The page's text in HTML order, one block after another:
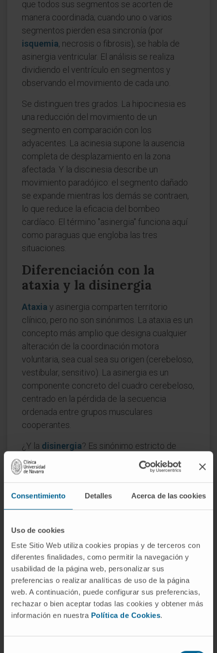
Consentimiento Detalles Acerca de las cookies
Uso de cookies
Este Sitio Web utiliza cookies propias y de terceros con
diferentes finalidades, como permitir la navegación y
usabilidad de la página web, personalizar sus
preferencias o realizar analíticas de uso de la página
web. A continuación, puede configurar sus preferencias,
rechazar o bien aceptar todas las cookies y obtener más
información en nuestra Política de Cookies.
que todos sus segmentos se acorten de
manera coordinada; cuando uno o varios
segmentos pierden esa sincronía (por
isquemia, necrosis o fibrosis), se habla de
asinergia ventricular. El análisis se realiza
dividiendo el ventrículo en segmentos y
observando el movimiento de cada uno.
Se distinguen tres grados. La hipocinesia es
una reducción del movimiento de un
segmento en comparación con los
adyacentes. La acinesia supone la ausencia
completa de desplazamiento en la zona
afectada. Y la discinesia describe un
movimiento paradójico: el segmento dañado
se expande mientras los demás se contraen,
lo que reduce la eficacia del bombeo
cardíaco. El término "asinergia" funciona aquí
como paraguas que engloba las tres
situaciones.
Diferenciación con la
ataxia y la disinergia
Ataxia y asinergia comparten territorio
clínico, pero no son sinónimos. La ataxia es un
concepto más amplio que designa cualquier
alteración de la coordinación motora
voluntaria, sea cual sea su origen (cerebeloso,
vestibular, sensitivo). La asinergia es un
componente concreto del cuadro cerebeloso,
centrado en la pérdida de la secuencia
ordenada entre grupos musculares
cooperantes.
¿Y la disinergia? Es sinónimo estricto de
asinergia. Se emplea con frecuencia en el
contexto de la disfunción vesicoesfinteriana
(la contracción del músculo detrusor de la
vejiga coincide con una contracción del
esfínter en lugar de con su relajación), aunque
coordinado.
Preguntas frecuentes
¿De dónde viene la palabra
asinergia?
("trabajo"). Literalmente, "sin trabajo conjunto".